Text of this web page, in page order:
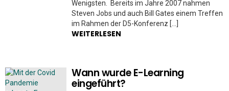
Wenigsten. Bereits im Jahre 2007 nahmen
Steven Jobs und auch Bill Gates einem Treffen
im Rahmen der D5-Konferenz […]
WEITERLESEN
Wann wurde E-Learning
eingeführt?